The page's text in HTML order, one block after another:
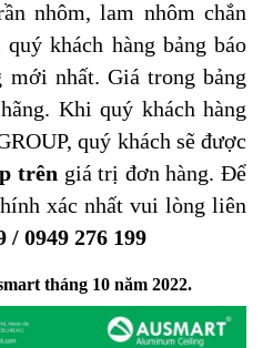
nhôm, lam nhôm chắn
khách hàng bảng báo
mới nhất. Giá trong bảng
Khi quý khách hàng
quý khách sẽ được
trên giá trị đơn hàng. Để
xác nhất vui lòng liên
/ 0949 276 199
tháng 10 năm 2022.